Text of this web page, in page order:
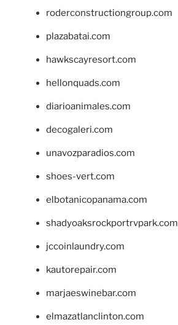
roderconstructiongroup.com
plazabatai.com
hawkscayresort.com
hellonquads.com
diarioanimales.com
decogaleri.com
unavozparadios.com
shoes-vert.com
elbotanicopanama.com
shadyoaksrockportrvpark.com
jccoinlaundry.com
kautorepair.com
marjaeswinebar.com
elmazatlanclinton.com